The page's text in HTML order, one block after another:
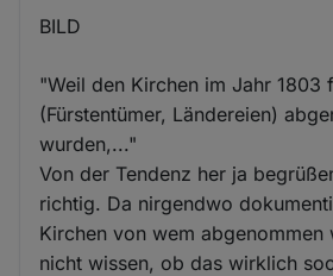
BILD
"Weil den Kirchen im Jahr 1803
(Fürstentümer, Ländereien)
wurden,..."
Von der Tendenz her ja
richtig. Da nirgendwo
Kirchen von wem abgenommen
nicht wissen, ob das wirklich